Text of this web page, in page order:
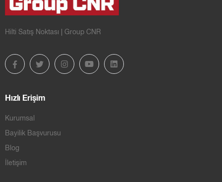
Hilti Satış Noktası | Group CNR
Hızlı Erişim
Kurumsal
Bayilik Başvurusu
Blog
İletişim